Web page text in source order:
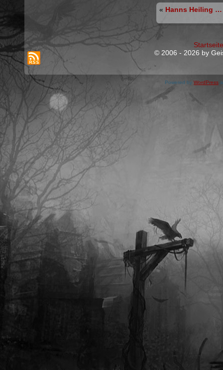
« Hanns Heiling …
Startseite
© 2006 - 2026 by
Powered by WordPress